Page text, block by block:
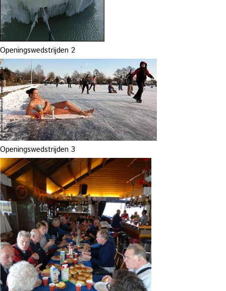
Openingswedstrijden 2
Openingswedstrijden 3